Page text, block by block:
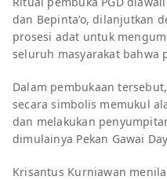
dan Bepinta’o, dilanjutkan
prosesi adat untuk
seluruh masyarakat bahwa
Dalam pembukaan
secara simbolis memukul
dan melakukan
dimulainya Pekan Gawai
Krisantus Kurniawan